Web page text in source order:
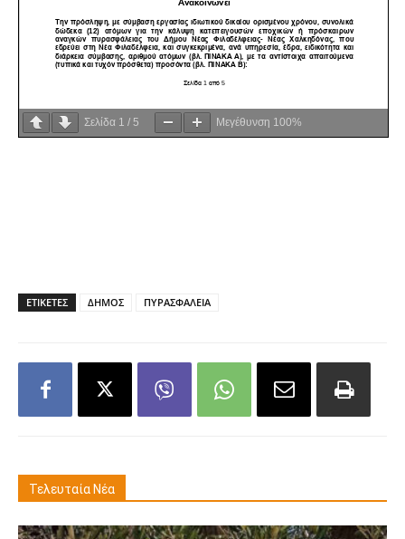
Σελίδα 1 / 5 Μεγέθυνση 100%
ΕΤΙΚΕΤΕΣ ΔΗΜΟΣ ΠΥΡΑΣΦΑΛΕΙΑ
Τελευταία Νέα